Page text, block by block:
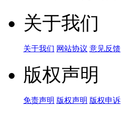
关于我们
关于我们 网站协议 意见反馈
版权声明
免责声明 版权声明 版权申诉